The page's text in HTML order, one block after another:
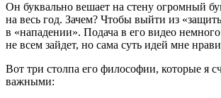
Он буквально вешает на стену огромный
на весь год. Зачем? Чтобы выйти из
в «нападении». Подача в его видео
не всем зайдет, но сама суть идей мне
Вот три столпа его философии, которые я
важными: